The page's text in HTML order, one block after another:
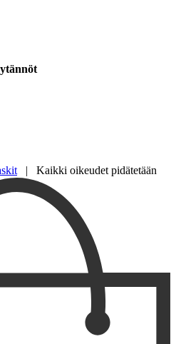
| Kaikki oikeudet pidätetään